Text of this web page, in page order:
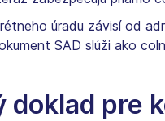
úradu závisí od
SAD slúži ako
doklad pre